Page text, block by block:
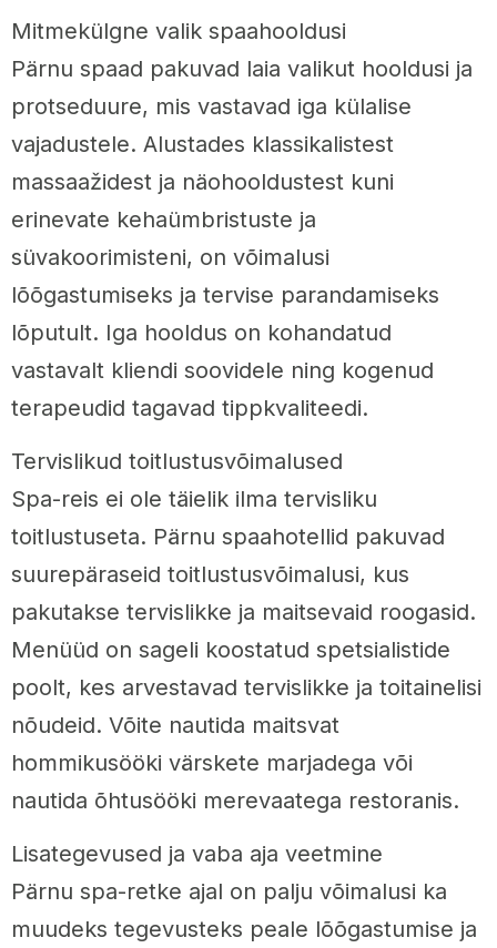
Mitmekülgne valik spaahooldusi
Pärnu spaad pakuvad laia valikut hooldusi ja
protseduure, mis vastavad iga külalise
vajadustele. Alustades klassikalistest
massaažidest ja näohooldustest kuni
erinevate kehaümbristuste ja
süvakoorimisteni, on võimalusi
lõõgastumiseks ja tervise parandamiseks
lõputult. Iga hooldus on kohandatud
vastavalt kliendi soovidele ning kogenud
terapeudid tagavad tippkvaliteedi.
Tervislikud toitlustusvõimalused
Spa-reis ei ole täielik ilma tervisliku
toitlustuseta. Pärnu spaahotellid pakuvad
suurepäraseid toitlustusvõimalusi, kus
pakutakse tervislikke ja maitsevaid roogasid.
Menüüd on sageli koostatud spetsialistide
poolt, kes arvestavad tervislikke ja toitainelisi
nõudeid. Võite nautida maitsvat
hommikusööki värskete marjadega või
nautida õhtusööki merevaatega restoranis.
Lisategevused ja vaba aja veetmine
Pärnu spa-retke ajal on palju võimalusi ka
muudeks tegevusteks peale lõõgastumise ja